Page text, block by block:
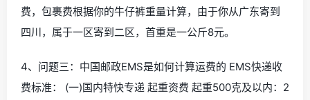
费，包裹费根据你的牛仔裤重量计算，由于你从广东寄到
四川，属于一区寄到二区，首重是一公斤8元。
4、问题三：中国邮政EMS是如何计算运费的 EMS快递收
费标准： (一)国内特快专递 起重资费 起重500克及以内：2